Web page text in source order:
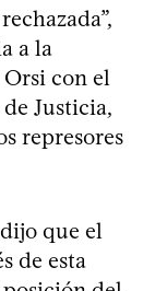
a la
con el
Justicia,
represores
que el
de esta